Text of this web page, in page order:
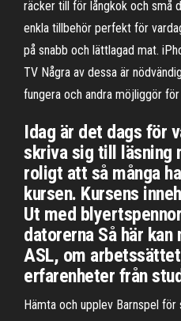
räcker till för långkok och små
enkla tillbehör perfekt för
på snabb och lättlagad mat.
TV Några av dessa är
fungera och andra möjliggör
Idag är det dags för
skriva sig till läsning
roligt att så många
kursen. Kursens
Ut med
datorerna Så här kan
ASL, om
erfarenheter från
Hämta och upplev Barnspel